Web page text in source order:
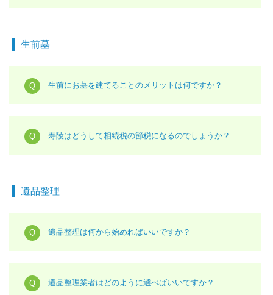
生前墓
生前にお墓を建てることのメリットは何ですか？
寿陵はどうして相続税の節税になるのでしょうか？
遺品整理
遺品整理は何から始めればいいですか？
遺品整理業者はどのように選べばいいですか？